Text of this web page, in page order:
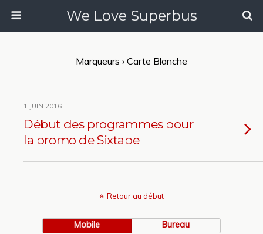
We Love Superbus
Marqueurs › Carte Blanche
1 JUIN 2016
Début des programmes pour
la promo de Sixtape
Retour au début
Mobile Bureau